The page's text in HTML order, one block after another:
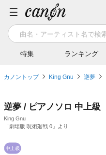
特集 ランキング
カノントップ King Gnu 逆夢
逆夢 / ピアノソロ 中上級
King Gnu
「劇場版 呪術廻戦 0」より